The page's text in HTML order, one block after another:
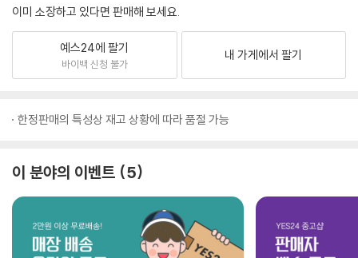
이미 소장하고 있다면 판매해 보세요.
예스24에 팔기
바이백 신청 불가
내 가게에서 팔기
한정판매의 특성상 재고 상황에 따라 품절 가능
이 분야의 이벤트 5